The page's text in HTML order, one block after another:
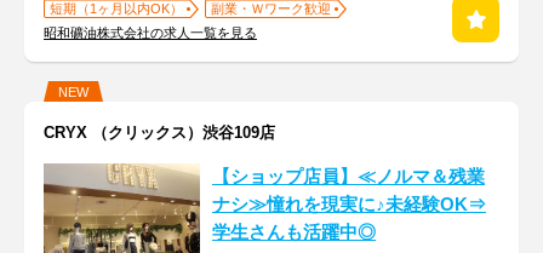
短期（1ヶ月以内OK）
副業・Ｗワーク歓迎
昭和礦油株式会社の求人一覧を見る
NEW
CRYX （クリックス）渋谷109店
【ショップ店員】≪ノルマ＆残業
ナシ≫憧れを現実に♪未経験OK⇒
学生さんも活躍中◎